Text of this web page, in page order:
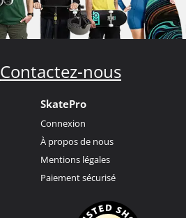
Contactez-nous
SkatePro
Connexion
À propos de nous
Mentions légales
Paiement sécurisé